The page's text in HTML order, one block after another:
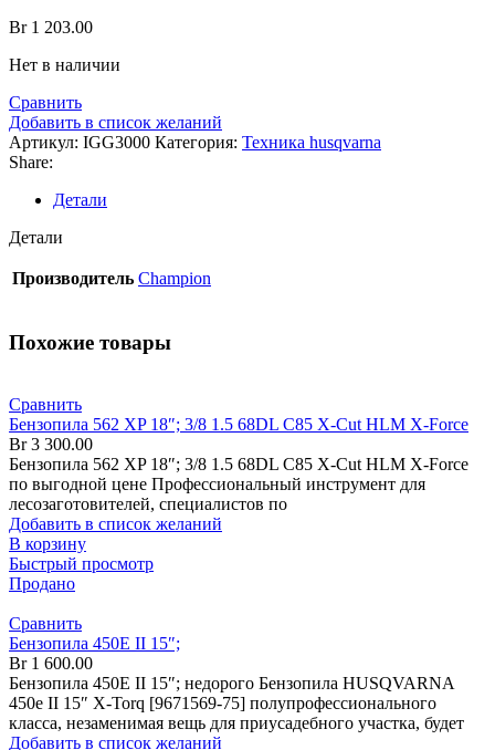
Br1 203.00
Нет в наличии
Сравнить
Добавить в список желаний
Артикул: IGG3000 Категория: Техника husqvarna
Share:
Детали
Детали
Производитель Champion
Похожие товары
Сравнить
Бензопила 562 XP 18″; 3/8 1.5 68DL C85 X-Cut HLM X-Force
Br3 300.00
Бензопила 562 XP 18″; 3/8 1.5 68DL C85 X-Cut HLM X-Force
по выгодной цене Профессиональный инструмент для
лесозаготовителей, специалистов по
Добавить в список желаний
В корзину
Быстрый просмотр
Продано
Сравнить
Бензопила 450Е II 15″;
Br1 600.00
Бензопила 450Е II 15″; недорого Бензопила HUSQVARNA
450е II 15″ X-Torq [9671569-75] полупрофессионального
класса, незаменимая вещь для приусадебного участка, будет
Добавить в список желаний